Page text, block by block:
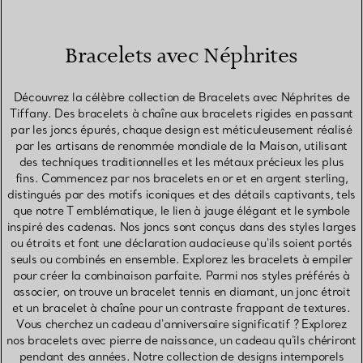
Bracelets avec Néphrites
Découvrez la célèbre collection de Bracelets avec Néphrites de
Tiffany. Des bracelets à chaîne aux bracelets rigides en passant
par les joncs épurés, chaque design est méticuleusement réalisé
par les artisans de renommée mondiale de la Maison, utilisant
des techniques traditionnelles et les métaux précieux les plus
fins. Commencez par nos bracelets en or et en argent sterling,
distingués par des motifs iconiques et des détails captivants, tels
que notre T emblématique, le lien à jauge élégant et le symbole
inspiré des cadenas. Nos joncs sont conçus dans des styles larges
ou étroits et font une déclaration audacieuse qu'ils soient portés
seuls ou combinés en ensemble. Explorez les bracelets à empiler
pour créer la combinaison parfaite. Parmi nos styles préférés à
associer, on trouve un bracelet tennis en diamant, un jonc étroit
et un bracelet à chaîne pour un contraste frappant de textures.
Vous cherchez un cadeau d'anniversaire significatif ? Explorez
nos bracelets avec pierre de naissance, un cadeau qu'ils chériront
pendant des années. Notre collection de designs intemporels